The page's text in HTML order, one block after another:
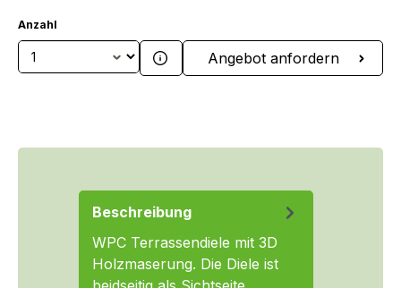
Anzahl
Produkt Anzahl: Gib denAngebot anfordern
Beschreibung
WPC Terrassendiele mit 3D
Holzmaserung. Die Diele ist